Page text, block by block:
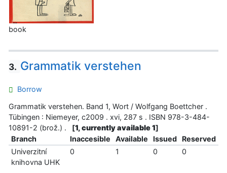
book
3. Grammatik verstehen
Borrow
Grammatik verstehen. Band 1, Wort / Wolfgang Boettcher .
Tübingen : Niemeyer, c2009 . xvi, 287 s . ISBN 978-3-484-
10891-2 (brož.) .
[1, currently available 1]
Branch
Inaccesible Available Issued
Reserved
Univerzitní
knihovna UHK
0 1 0 0